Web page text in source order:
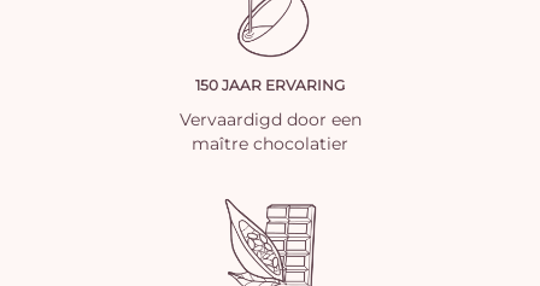
150 JAAR ERVARING
Vervaardigd door een
maître chocolatier